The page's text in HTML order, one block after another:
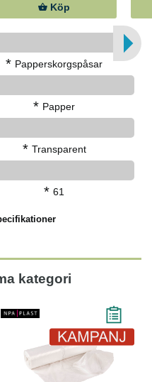
Köp
* Papperskorgspåsar
* Papper
* Transparent
* 61
kategori